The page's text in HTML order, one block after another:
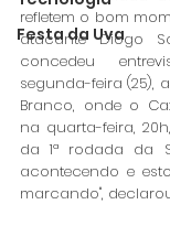
Festa da Uva
refletem o bom
atacante Diogo
concedeu
segunda-feira (25),
Branco, onde o
na quarta-feira,
da 1ª rodada da
acontecendo e
marcando",